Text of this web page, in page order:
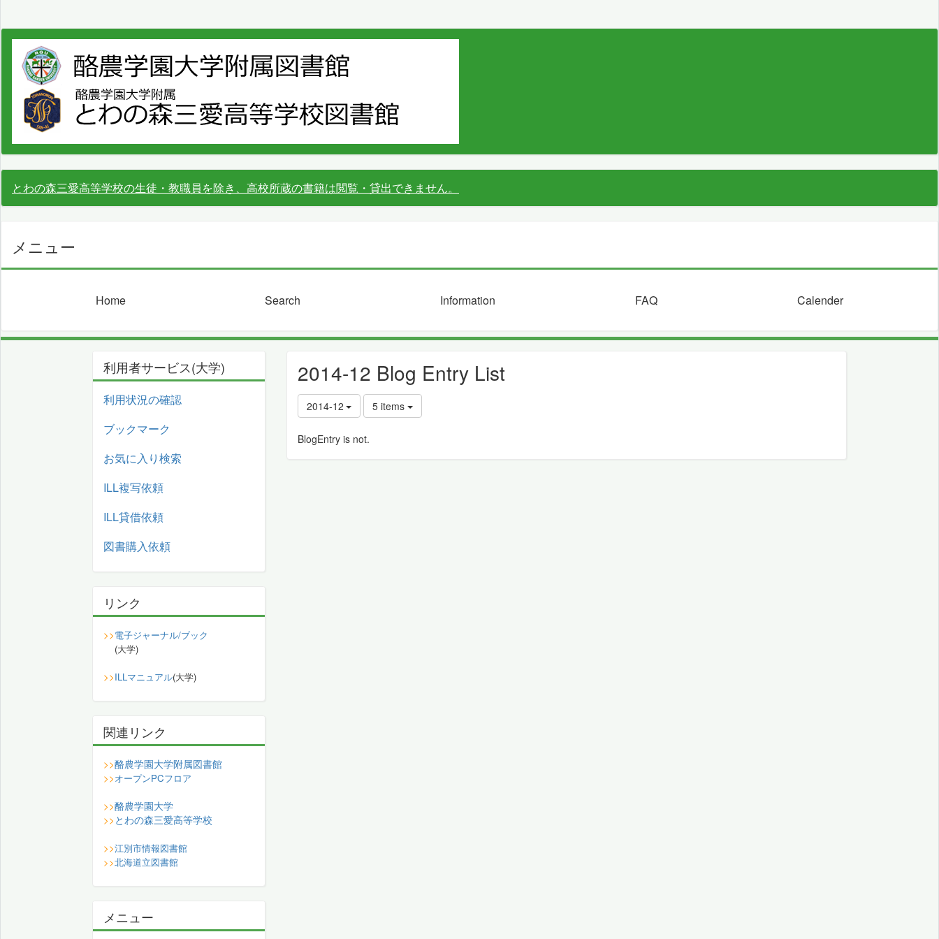
とわの森三愛高等学校の生徒・教職員を除き、高校所蔵の書籍は閲覧・貸出できません。
メニュー
Home Search Information FAQ Calender
2014-12 Blog Entry List
2014-12 5 items
BlogEntry is not.
利用者サービス(大学)
利用状況の確認
ブックマーク
お気に入り検索
ILL複写依頼
ILL貸借依頼
図書購入依頼
リンク
>>電子ジャーナル/ブック
(大学)
>>ILLマニュアル(大学)
関連リンク
>>酪農学園大学附属図書館
>>オープンPCフロア
>>酪農学園大学
>> とわの森三愛高等学校
>>江別市情報図書館
>>北海道立図書館
メニュー